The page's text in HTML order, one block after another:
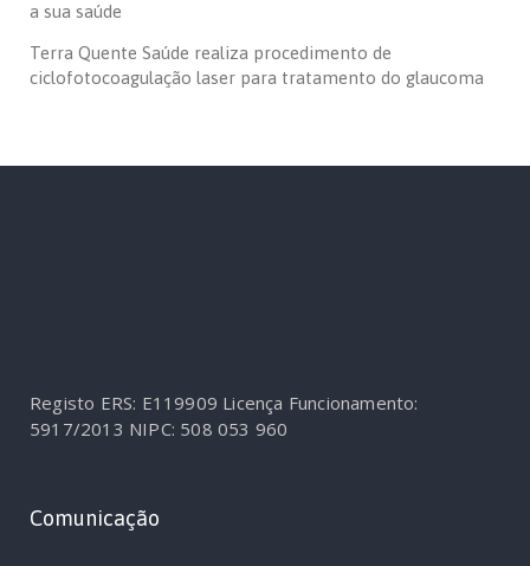
a sua saúde
Terra Quente Saúde realiza procedimento de
ciclofotocoagulação laser para tratamento do glaucoma
Registo ERS: E119909 Licença Funcionamento:
5917/2013 NIPC: 508 053 960
Comunicação